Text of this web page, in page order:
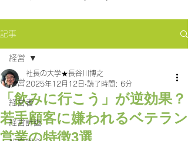
記事
経営
経営者
経営計画
経営
「飲みに行こう」が逆効果？
若手顧客に嫌われるベテラン
営業の特徴3選
社長の大学★長谷川博之
2025年12月12日 読了時間: 6分